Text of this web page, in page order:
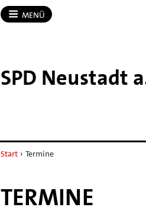
MENÜ
SPD Neustadt
Start › Termine
TERMINE